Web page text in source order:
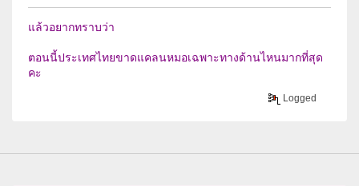
แล้วอยากทราบว่า
ตอนนี้ประเทศไทยขาดแคลนหมอเฉพาะทางด้านไหนมากที่สุด
คะ
Logged